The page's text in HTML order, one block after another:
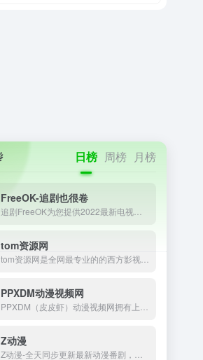
日榜 周榜 月榜
FreeOK-追剧也很卷
tom资源网
PPXDM动漫视频网
Z动漫